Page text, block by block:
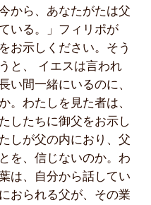
から、あなたがたは父
いる。」フィリポが
お示しください。そう
と、 イエスは言われ
い間一緒にいるのに、
。わたしを見た者は、
したちに御父をお示し
しが父の内におり、父
を、信じないのか。わ
は、自分から話してい
おられる父が、その業